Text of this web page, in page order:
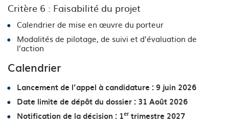
Critère 6 : Faisabilité du projet
Calendrier de mise en œuvre du porteur
Modalités de pilotage, de suivi et d’évaluation de
l’action
Calendrier
Lancement de l’appel à candidature : 9 juin 2026
Date limite de dépôt du dossier : 31 Août 2026
Notification de la décision : 1er trimestre 2027